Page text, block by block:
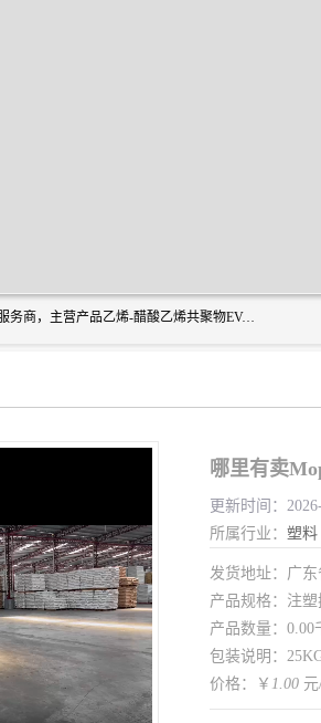
东莞市恒屹国际贸易有限公司（简称：恒屹国际）是一家石化原料综合营销服务商，主营产品乙烯-醋酸乙烯共聚物EVA、聚酰胺PA（尼龙）、醚酯型热塑弹性体TPEE等，公司秉承以市场为导向的战略思想，致力于大宗石化原料在中国市场的营销服务业务，为客户提供一站式的全面服务。
哪里有卖
更新时间：
所属行业： 塑料
发货地址：广
产品规格：注塑
产品数量：0.00
包装说明：
价格：￥ 1.00